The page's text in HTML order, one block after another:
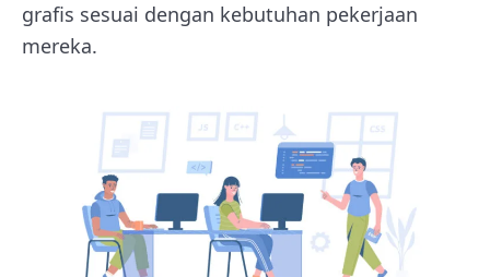
grafis sesuai dengan kebutuhan pekerjaan
mereka.